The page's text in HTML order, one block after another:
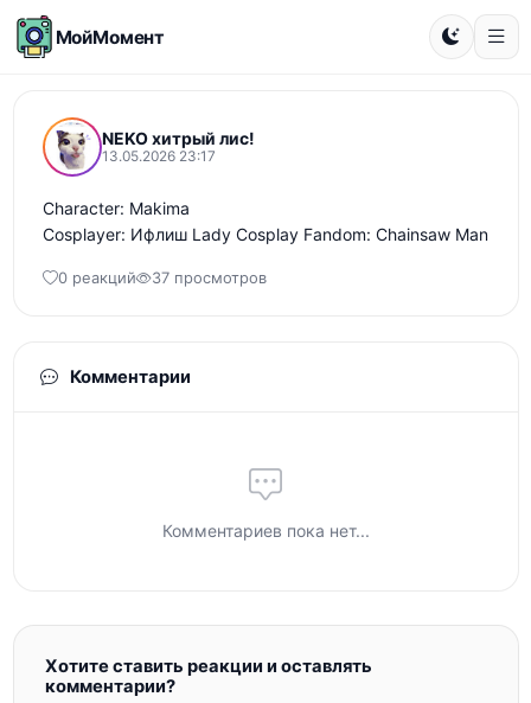
МойМомент
NEKO хитрый лис!
13.05.2026 23:17
Character: Makima
Cosplayer: Ифлиш Lady Cosplay Fandom: Chainsaw Man
0 реакций 37 просмотров
Комментарии
Комментариев пока нет...
Хотите ставить реакции и оставлять
комментарии?